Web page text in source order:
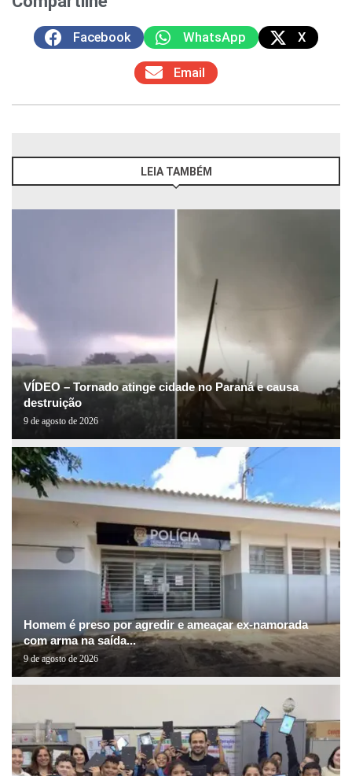
Facebook WhatsApp X
Email
LEIA TAMBÉM
VÍDEO – Tornado atinge cidade no Paraná e causa
destruição
9 de agosto de 2026
Homem é preso por agredir e ameaçar ex-namorada
com arma na saída...
9 de agosto de 2026